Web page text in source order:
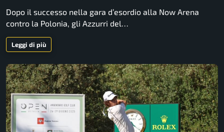
Dopo il successo nella gara d’esordio alla Now Arena
contro la Polonia, gli Azzurri del…
Leggi di più